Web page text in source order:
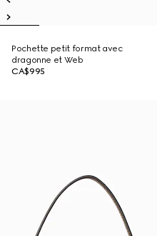
Pochette petit format avec
dragonne et Web
CA$995